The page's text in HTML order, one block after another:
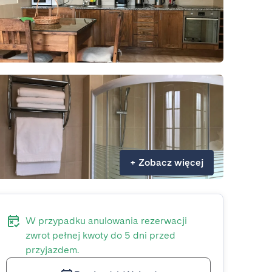
+ Zobacz więcej
W przypadku anulowania rezerwacji
zwrot pełnej kwoty do 5 dni przed
przyjazdem.